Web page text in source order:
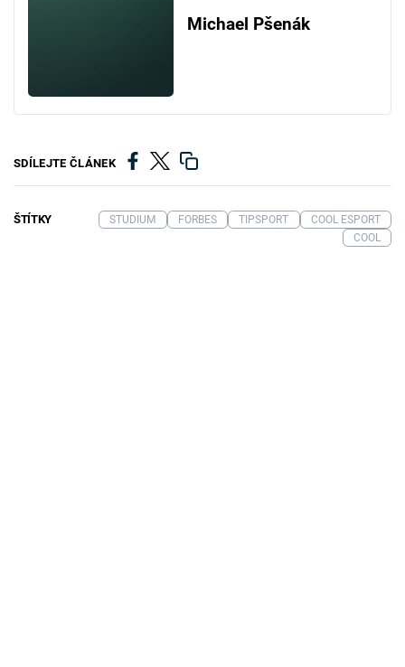
Michael Pšenák
SDÍLEJTE ČLÁNEK
ŠTÍTKY STUDIUM FORBES TIPSPORT
COOL ESPORT
COOL